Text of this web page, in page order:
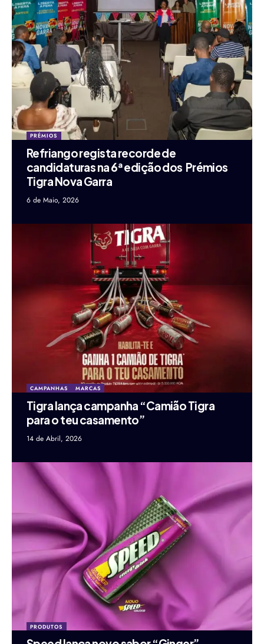
PRÉMIOS
Refriango regista recorde de
candidaturas na 6ª edição dos Prémios
Tigra Nova Garra
6 de Maio, 2026
CAMPANHAS MARCAS
Tigra lança campanha “Camião Tigra
para o teu casamento”
14 de Abril, 2026
PRODUTOS